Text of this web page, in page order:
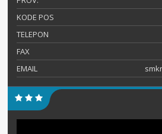
KODE POS
TELEPON
FAX
EMAIL